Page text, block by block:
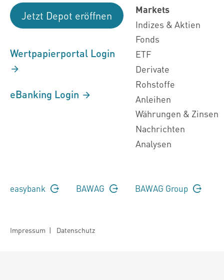
Jetzt Depot eröffnen
Wertpapierportal Login
eBanking Login
Markets
Indizes & Aktien
Fonds
ETF
Derivate
Rohstoffe
Anleihen
Währungen & Zinsen
Nachrichten
Analysen
easybank BAWAG BAWAG Group
Impressum | Datenschutz